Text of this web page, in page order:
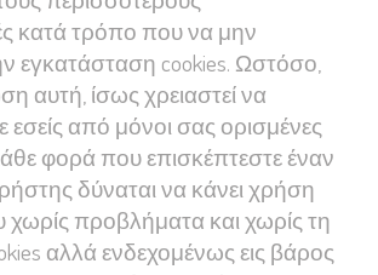
κατά τρόπο που να μην
εγκατάσταση cookies. Ωστόσο,
αυτή, ίσως χρειαστεί να
από μόνοι σας ορισμένες
φορά που επισκέπτεστε έναν
δύναται να κάνει χρήση
χωρίς προβλήματα και χωρίς τη
αλλά ενδεχομένως εις βάρος